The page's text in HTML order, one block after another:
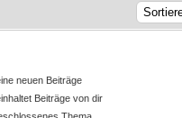
neuen Beiträge
Beiträge von dir